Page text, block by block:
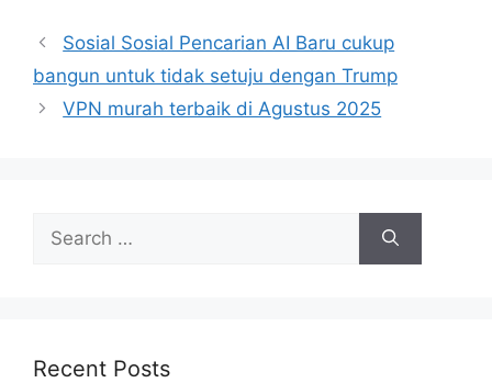
Sosial Sosial Pencarian AI Baru cukup
bangun untuk tidak setuju dengan Trump
VPN murah terbaik di Agustus 2025
for:
Recent Posts